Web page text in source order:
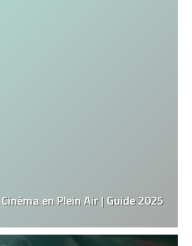
en Plein Air | Guide 2025